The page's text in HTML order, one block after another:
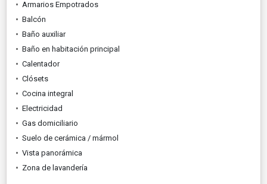
Armarios Empotrados
Balcón
Baño auxiliar
Baño en habitación principal
Calentador
Clósets
Cocina integral
Electricidad
Gas domiciliario
Suelo de cerámica / mármol
Vista panorámica
Zona de lavandería